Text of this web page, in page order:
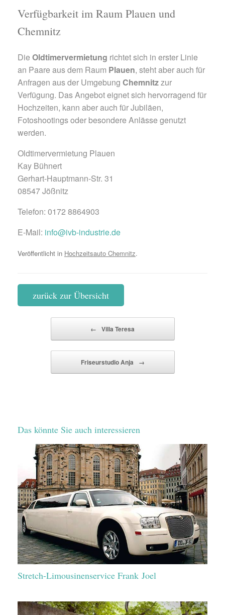
Verfügbarkeit im Raum Plauen und
Chemnitz
Die Oldtimervermietung richtet sich in erster Linie
an Paare aus dem Raum Plauen, steht aber auch für
Anfragen aus der Umgebung Chemnitzzur
Verfügung. Das Angebot eignet sich hervorragend für
Hochzeiten, kann aber auch für Jubiläen,
Fotoshootings oder besondere Anlässe genutzt
werden.
Oldtimervermietung Plauen
Kay Bühnert
Gerhart-Hauptmann-Str. 31
08547 Jößnitz
Telefon: 0172 8864903
E-Mail: info@ivb-industrie.de
Veröffentlicht in Hochzeitsauto Chemnitz.
zurück zur Übersicht
← Villa Teresa
Friseurstudio Anja →
Das könnte Sie auch interessieren
Stretch-Limousinenservice Frank Joel